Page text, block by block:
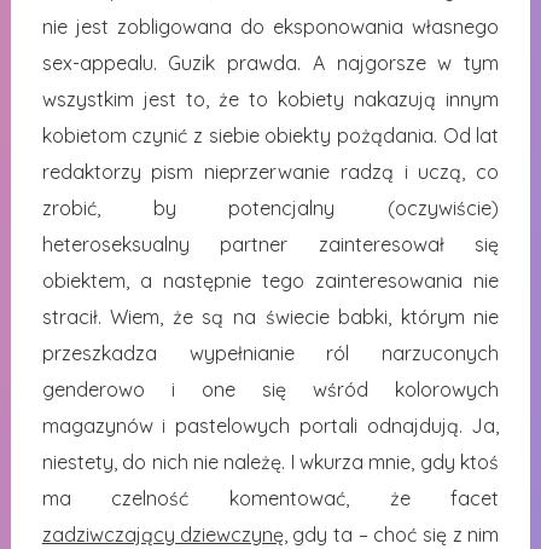
nie jest zobligowana do eksponowania własnego
sex-appealu. Guzik prawda. A najgorsze w tym
wszystkim jest to, że to kobiety nakazują innym
kobietom czynić z siebie obiekty pożądania. Od lat
redaktorzy pism nieprzerwanie radzą i uczą, co
zrobić, by potencjalny (oczywiście)
heteroseksualny partner zainteresował się
obiektem, a następnie tego zainteresowania nie
stracił. Wiem, że są na świecie babki, którym nie
przeszkadza wypełnianie ról narzuconych
genderowo i one się wśród kolorowych
magazynów i pastelowych portali odnajdują. Ja,
niestety, do nich nie należę. I wkurza mnie, gdy ktoś
ma czelność komentować, że facet
zadziwczający dziewczynę, gdy ta – choć się z nim